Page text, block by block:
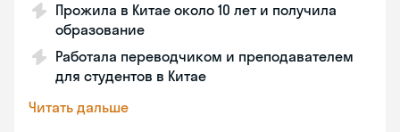
Прожила в Китае около 10 лет и получила
образование
Работала переводчиком и преподавателем
для студентов в Китае
Читать дальше